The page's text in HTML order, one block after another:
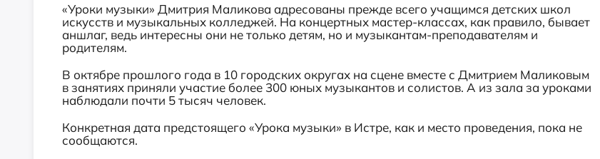
«Уроки музыки» Дмитрия Маликова адресованы прежде всего учащимся детских школ
искусств и музыкальных колледжей. На концертных мастер-классах, как правило, бывает
аншлаг, ведь интересны они не только детям, но и музыкантам-преподавателям и
родителям.
В октябре прошлого года в 10 городских округах на сцене вместе с Дмитрием Маликовым
в занятиях приняли участие более 300 юных музыкантов и солистов. А из зала за уроками
наблюдали почти 5 тысяч человек.
Конкретная дата предстоящего «Урока музыки» в Истре, как и место проведения, пока не
сообщаются.